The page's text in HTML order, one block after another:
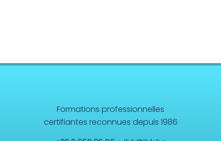
Formations professionnelles
certifiantes reconnues depuis 1986